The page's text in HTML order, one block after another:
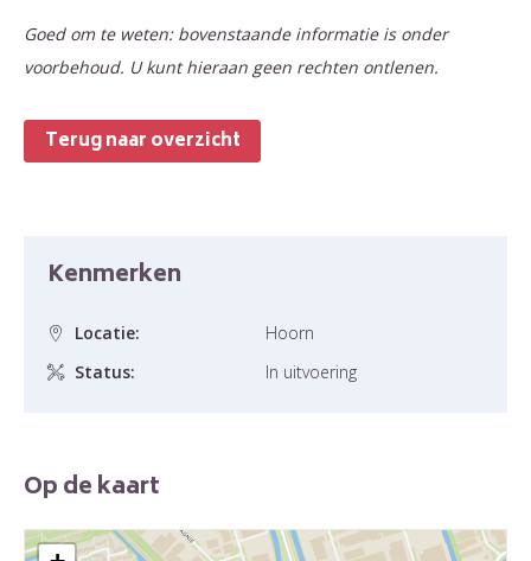
Goed om te weten: bovenstaande informatie is onder
voorbehoud. U kunt hieraan geen rechten ontlenen.
Terug naar overzicht
Kenmerken
Locatie:
Hoorn
Status:
In uitvoering
Op de kaart